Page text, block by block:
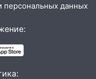
без прав
14
персональных данных